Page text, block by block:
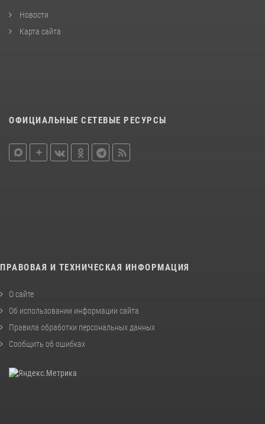
Новости
Карта сайта
ОФИЦИАЛЬНЫЕ СЕТЕВЫЕ РЕСУРСЫ
ПРАВОВАЯ И ТЕХНИЧЕСКАЯ ИНФОРМАЦИЯ
О сайте
Об использовании информации сайта
Правила обработки персональных данных
Сообщить об ошибках